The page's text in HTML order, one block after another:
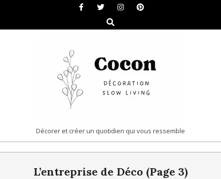
content
Search
COCON
|
DÉCORATION
Décorer et créer un quotidien qui vous ressemble
NavigationL’entreprise de Déco (Page 3)